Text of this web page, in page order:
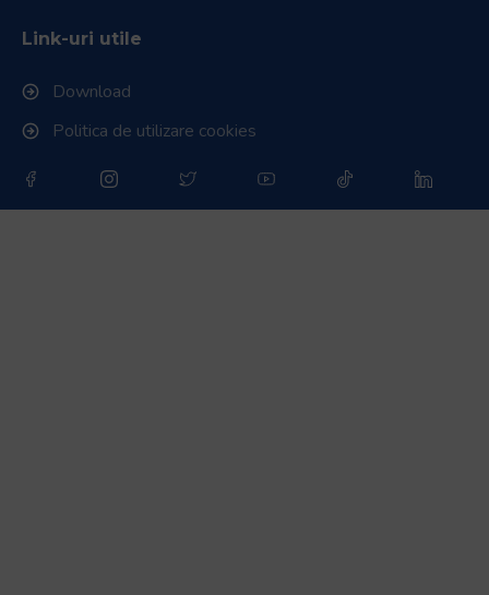
Link-uri utile
Download
Politica de utilizare cookies